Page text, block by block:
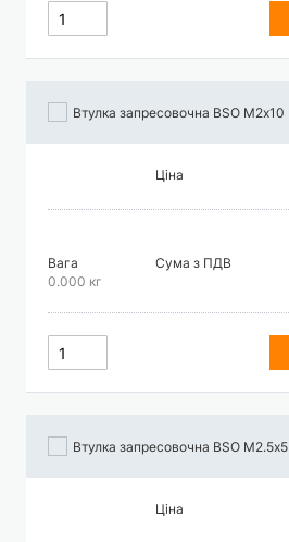
Втулка запресовочна BSO М2х10
Ціна
Вага
0.000 кг
Сума з ПДВ
Втулка запресовочна BSO М2.5х5
Ціна